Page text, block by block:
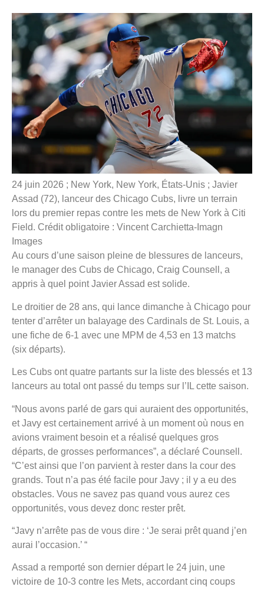
24 juin 2026 ; New York, New York, États-Unis ; Javier
Assad (72), lanceur des Chicago Cubs, livre un terrain
lors du premier repas contre les mets de New York à Citi
Field. Crédit obligatoire : Vincent Carchietta-Imagn
Images
Au cours d’une saison pleine de blessures de lanceurs,
le manager des Cubs de Chicago, Craig Counsell, a
appris à quel point Javier Assad est solide.
Le droitier de 28 ans, qui lance dimanche à Chicago pour
tenter d’arrêter un balayage des Cardinals de St. Louis, a
une fiche de 6-1 avec une MPM de 4,53 en 13 matchs
(six départs).
Les Cubs ont quatre partants sur la liste des blessés et 13
lanceurs au total ont passé du temps sur l’IL cette saison.
“Nous avons parlé de gars qui auraient des opportunités,
et Javy est certainement arrivé à un moment où nous en
avions vraiment besoin et a réalisé quelques gros
départs, de grosses performances”, a déclaré Counsell.
“C’est ainsi que l’on parvient à rester dans la cour des
grands. Tout n’a pas été facile pour Javy ; il y a eu des
obstacles. Vous ne savez pas quand vous aurez ces
opportunités, vous devez donc rester prêt.
“Javy n’arrête pas de vous dire : ‘Je serai prêt quand j’en
aurai l’occasion.’ “
Assad a remporté son dernier départ le 24 juin, une
victoire de 10-3 contre les Mets, accordant cinq coups